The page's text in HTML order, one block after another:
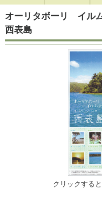
オーリタボーリ イル
西表島
クリックする